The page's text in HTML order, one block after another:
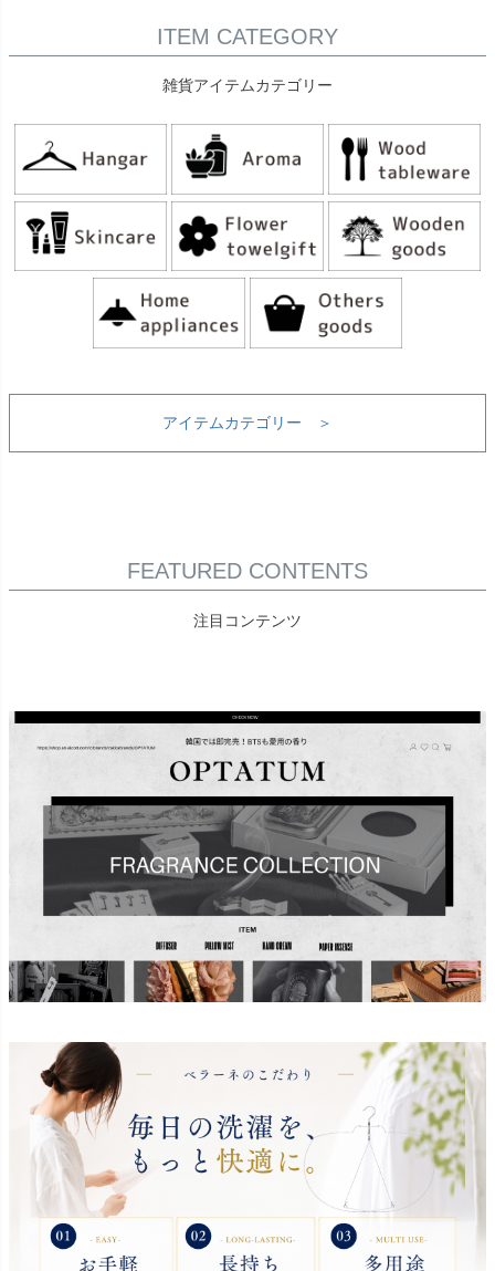
ITEM CATEGORY
雑貨アイテムカテゴリー
アイテムカテゴリー ＞
FEATURED CONTENTS
注目コンテンツ